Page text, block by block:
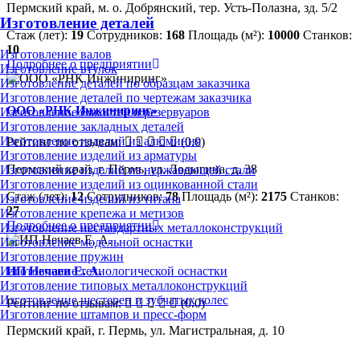
Изготовление деталей
Изготовление валов
Изготовление втулок
Изготовление деталей по образцам заказчика
Изготовление деталей по чертежам заказчика
Изготовление ёмкостей и резервуаров
Изготовление закладных деталей
Изготовление изделий из алюминия
Изготовление изделий из арматуры
Изготовление изделий из нержавеющей стали
Изготовление изделий из оцинкованной стали
Изготовление изделий из титана
Изготовление крепежа и метизов
Изготовление нестандартных металлоконструкций
Изготовление модельной оснастки
Изготовление пружин
Изготовление технологической оснастки
Изготовление типовых металлоконструкций
Изготовление шестерен и зубчатых колес
Изготовление штампов и пресс-форм
Пермский край, м. о. Добрянский, тер. Усть-Полазна, зд. 5/2
Стаж (лет): 19 Сотрудников: 168 Площадь (м²): 10000 Станков:
10
Подробнее о предприятии
ООО «РНК Инжиниринг»
Рейтинг по отзывам:
(0.0)
Пермский край, г. Пермь, ул. Лодыгина, д. 38
Стаж (лет):12 Сотрудников:78 Площадь (м²): 2175 Станков:
27
Подробнее о предприятии
ИП Нечаев Е. А.
Рейтинг по отзывам:
(0.0)
Пермский край, г. Пермь, ул. Магистральная, д. 10